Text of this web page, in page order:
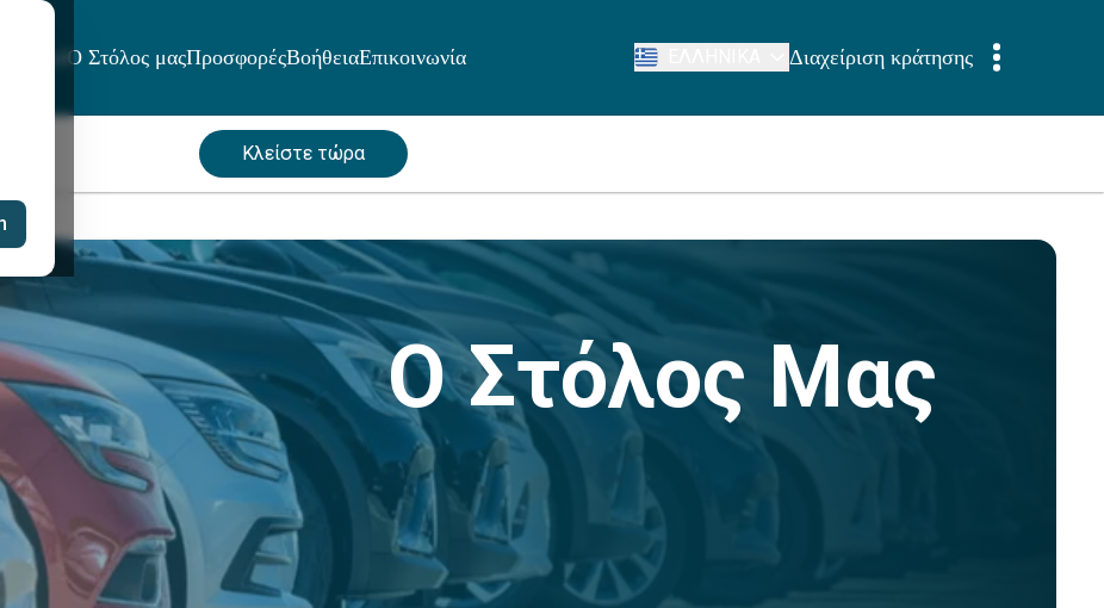
Ο Στόλος μαςΠροσφορέςΒοήθειαΕπικοινωνία Διαχείριση κράτησης
Κλείστε τώρα
Ο Στόλος Μας